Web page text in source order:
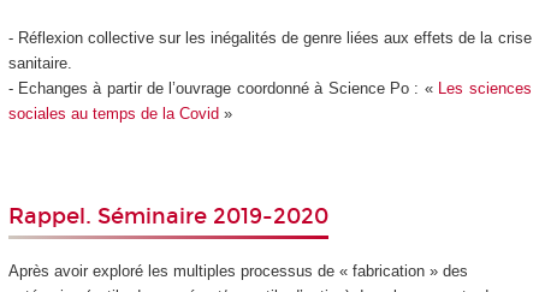
- Réflexion collective sur les inégalités de genre liées aux effets de la crise
sanitaire.
- Echanges à partir de l’ouvrage coordonné à Science Po : « Les sciences
sociales au temps de la Covid »
Rappel. Séminaire 2019-2020
Après avoir exploré les multiples processus de « fabrication » des